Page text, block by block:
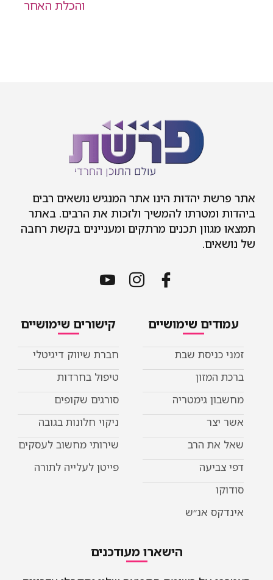
אתר פרשת יהדות הינו אתר המנגיש נושאים רבים
ביהדות ומטרתו להמשיך ולזכות את הרבים. באתר
תמצאו מגוון תכנים מרתקים ומעניינים בקשת רחבה
של נושאים.
עמודים שימושיים
זמני כניסת שבת
ברכת המזון
מחשבון גימטריה
אשר יצר
שאל את הרב
דפי צביעה
סודוקו
אינדקס אנ״ש
קישורים שימושיים
חברת שיווק דיגיטלי
טיפול בחרדות
סורגים שקופים
ניקוי חלונות בגובה
שירותי מחשוב לעסקים
פייטן לעלייה לתורה
הישארו מעודכנים